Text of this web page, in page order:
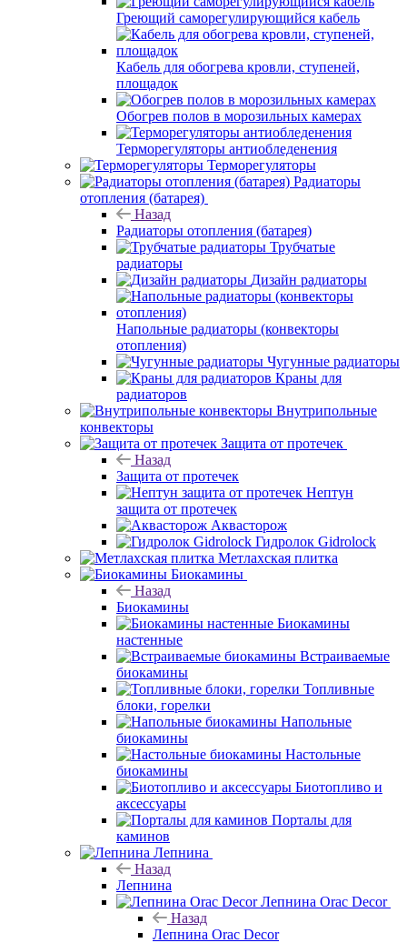
Греющий саморегулирующийся кабель
Кабель для обогрева кровли, ступеней,
площадок
Обогрев полов в морозильных камерах
Терморегуляторы антиобледенения
Терморегуляторы
Радиаторы
отопления (батарея)
Назад
Радиаторы отопления (батарея)
Трубчатые
радиаторы
Дизайн радиаторы
Напольные радиаторы (конвекторы
отопления)
Чугунные радиаторы
Краны для
радиаторов
Внутрипольные
конвекторы
Защита от протечек
Назад
Защита от протечек
Нептун
защита от протечек
Аквасторож
Гидролок Gidrolock
Метлахская плитка
Биокамины
Назад
Биокамины
Биокамины
настенные
Встраиваемые
биокамины
Топливные
блоки, горелки
Напольные
биокамины
Настольные
биокамины
Биотопливо и
аксессуары
Порталы для
каминов
Лепнина
Назад
Лепнина
Лепнина Orac Decor
Назад
Лепнина Orac Decor